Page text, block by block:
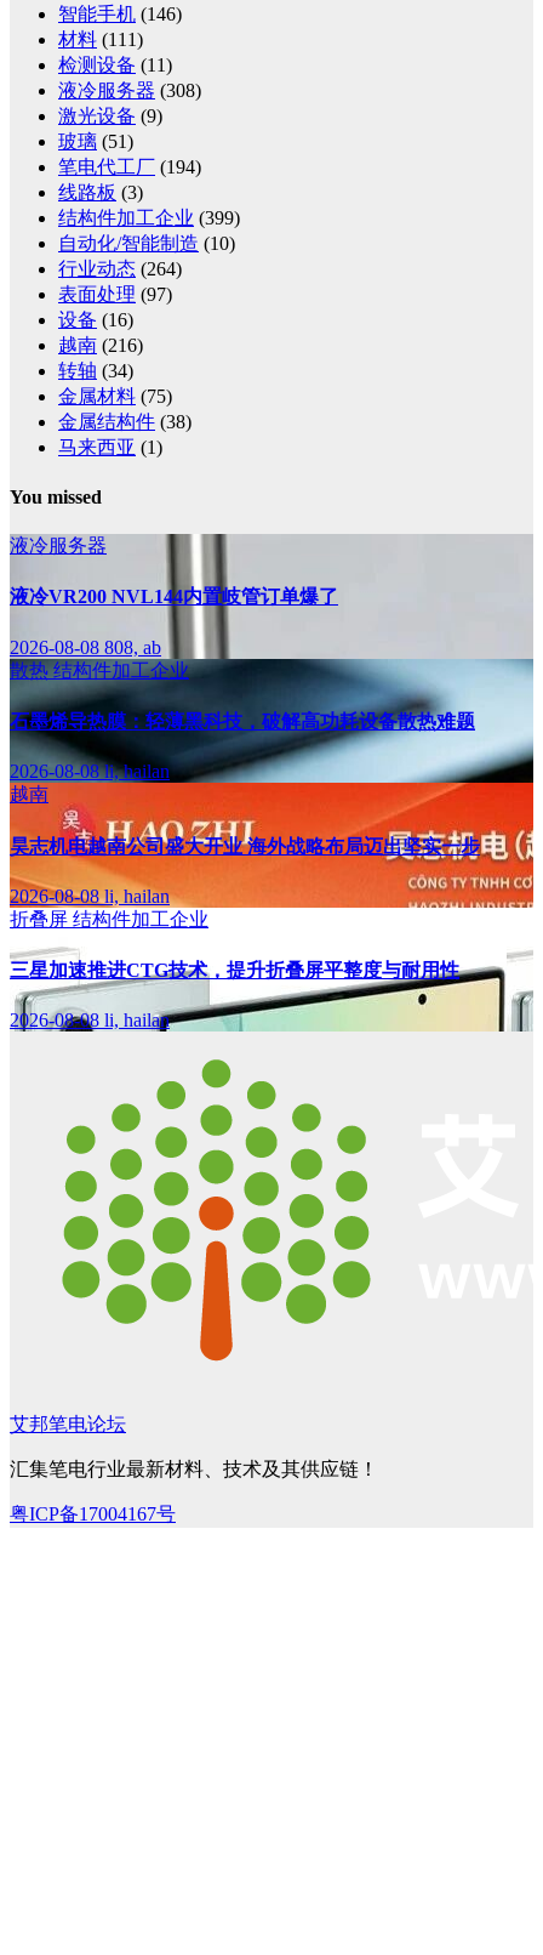
智能手机 (146)
材料 (111)
检测设备 (11)
液冷服务器 (308)
激光设备 (9)
玻璃 (51)
笔电代工厂 (194)
线路板 (3)
结构件加工企业 (399)
自动化/智能制造 (10)
行业动态 (264)
表面处理 (97)
设备 (16)
越南 (216)
转轴 (34)
金属材料 (75)
金属结构件 (38)
马来西亚 (1)
You missed
液冷服务器
液冷VR200 NVL144内置岐管订单爆了
2026-08-08 808, ab
散热 结构件加工企业
石墨烯导热膜：轻薄黑科技，破解高功耗设备散热难题
2026-08-08li, hailan
越南
昊志机电越南公司盛大开业 海外战略布局迈出坚实一步
2026-08-08li, hailan
折叠屏 结构件加工企业
三星加速推进CTG技术，提升折叠屏平整度与耐用性
2026-08-08 li, hailan
艾邦笔电论坛
汇集笔电行业最新材料、技术及其供应链！
粤ICP备17004167号